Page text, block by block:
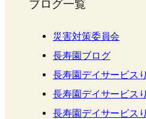
ブログ一覧
災害対策委員会
長寿園ブログ
長寿園デイサービス
長寿園デイサービス
長寿園デイサービス